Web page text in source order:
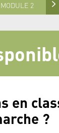
MODULE 2
en
?